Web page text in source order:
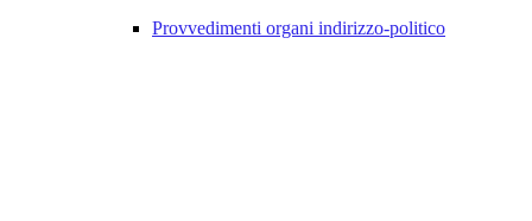
Provvedimenti organi indirizzo-politico